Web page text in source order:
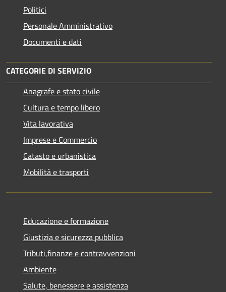
Politici
Personale Amministrativo
Documenti e dati
CATEGORIE DI SERVIZIO
Anagrafe e stato civile
Cultura e tempo libero
Vita lavorativa
Imprese e Commercio
Catasto e urbanistica
Mobilità e trasporti
Educazione e formazione
Giustizia e sicurezza pubblica
Tributi,finanze e contravvenzioni
Ambiente
Salute, benessere e assistenza